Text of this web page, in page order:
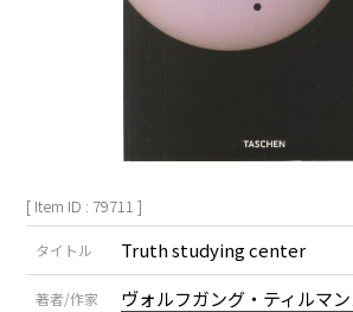
[ Item ID : 79711 ]
タイトル Truth studying center
著者/作家 ヴォルフガング・ティルマン